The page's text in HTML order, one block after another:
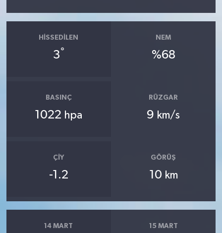
HISSEDILEN
3°
NEM
%68
BASINÇ
1022 hpa
RÜZGAR
9 km/s
ÇIY
-1.2
GÖRÜŞ
10 km
14 MART 15 MART